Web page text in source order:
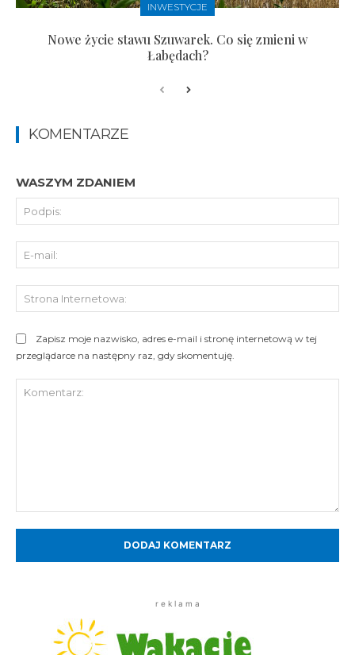
INWESTYCJE
Nowe życie stawu Szuwarek. Co się zmieni w
Łabędach?
KOMENTARZE
WASZYM ZDANIEM
Zapisz moje nazwisko, adres e-mail i stronę internetową w tej
przeglądarce na następny raz, gdy skomentuję.
r e k l a m a